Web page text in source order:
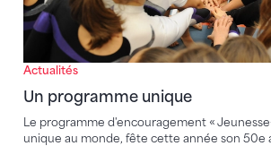
Actualités
Un programme unique
Le programme d'encouragement «
unique au monde, fête cette année son 50e